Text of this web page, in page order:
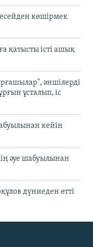
көшірмек
қатысты істі ашық
әншілерді
ұсталып, іс
кейін
әуе шабуылынан
дүниеден өтті